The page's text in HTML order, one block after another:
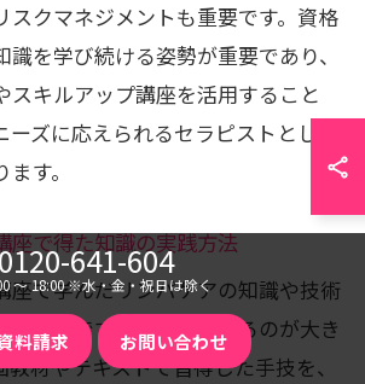
スクマネジメントも重要です。資格
を学び続ける姿勢が重要であり、
スキルアップ講座を活用すること
ズに応えられるセラピストとして
す。
座で得た知識の実践方法
座で学んだリンパケアの知識や技術
サロンですぐに実践できるのが大き
材やテキストで習得した手技を、
641-604
〜 18:00 ※水・金・祝日は除く
料請求 お問い合わせ